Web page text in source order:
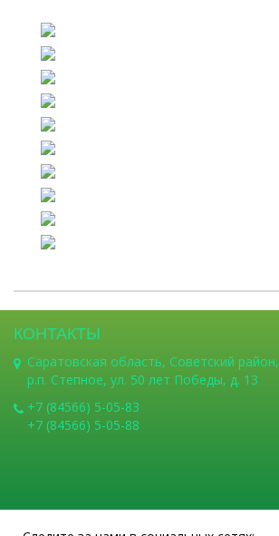
КОНТАКТЫ
Саратовская область, Советский район,
р.п. Степное, ул. 50 лет Победы, д. 13
+7 (84566) 5-05-83
+7 (84566) 5-05-88